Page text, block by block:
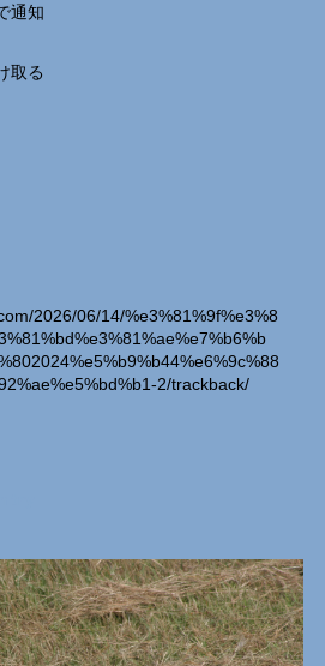
通知
取る
2026/06/14/%e3%81%9f%e3%8
2/trackback/